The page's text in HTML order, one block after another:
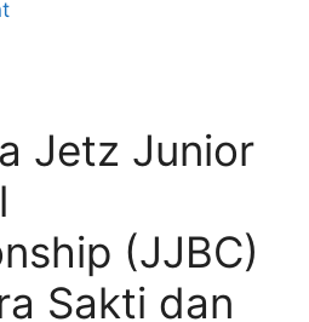
Jetz Junior
(JJBC)
Sakti dan